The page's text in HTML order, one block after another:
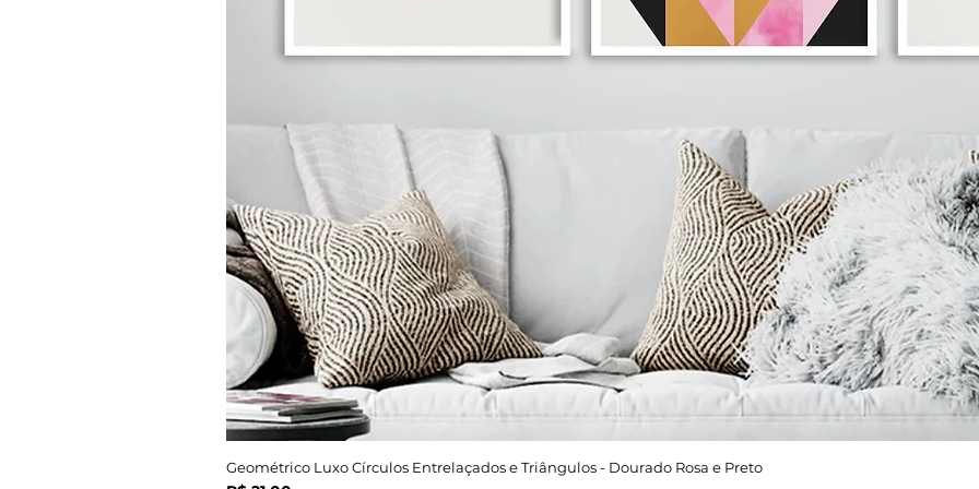
Geométrico Luxo Círculos Entrelaçados e Triângulos - Dourado Rosa e Preto